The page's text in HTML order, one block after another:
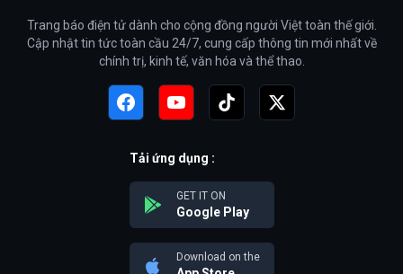
Trang báo điện tử dành cho cộng đồng người Việt toàn thế giới.
Cập nhật tin tức toàn cầu 24/7, cung cấp thông tin mới nhất về
chính trị, kinh tế, văn hóa và thể thao.
Tải ứng dụng :
GET IT ON
Google Play
Download on the